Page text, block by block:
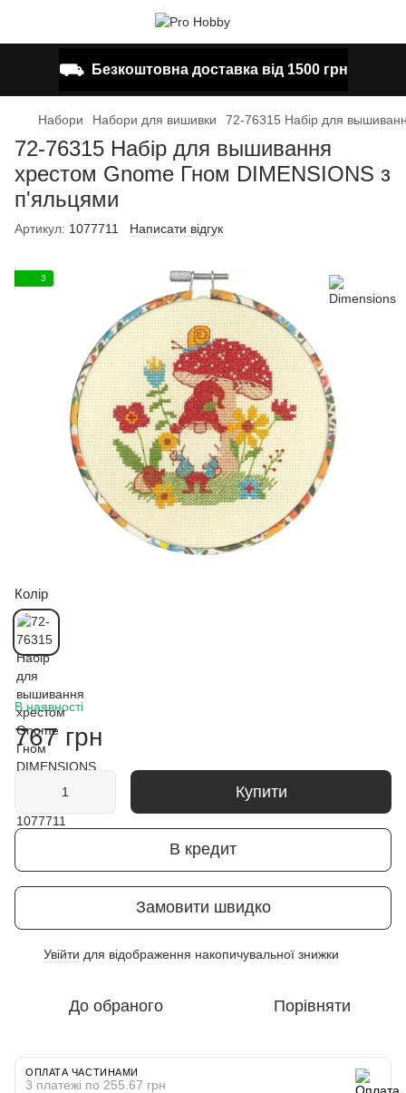
⛟ Безкоштовна доставка від 1500 грн
Набори Набори для вишивки 72-76315 Набір для
72-76315 Набір для вышивання
хрестом Gnome Гном DIMENSIONS з
п'яльцями
Артикул: 1077711 Написати відгук
3
Колір
В наявності
767 грн
Купити
В кредит
Замовити швидко
Увійти для відображення накопичувальної знижки
До обраного Порівняти
ОПЛАТА ЧАСТИНАМИ
3 платежі по 255.67 грн